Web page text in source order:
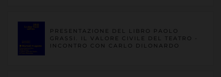
PRESENTAZIONE DEL LIBRO PAOLO
GRASSI. IL VALORE CIVILE DEL TEATRO -
INCONTRO CON CARLO DILONARDO